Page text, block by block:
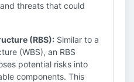
threats that could
(RBS): Similar to a
(WBS), an RBS
potential risks into
components. This